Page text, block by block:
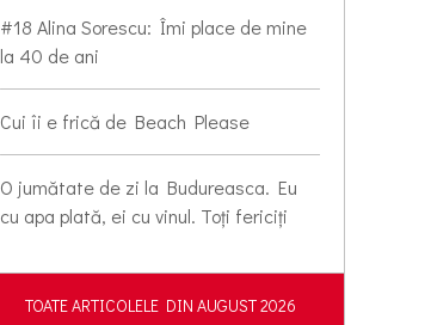
#18 Alina Sorescu: Îmi place de mine
la 40 de ani
Cui îi e frică de Beach Please
O jumătate de zi la Budureasca. Eu
cu apa plată, ei cu vinul. Toți fericiți
TOATE ARTICOLELE DIN AUGUST 2026